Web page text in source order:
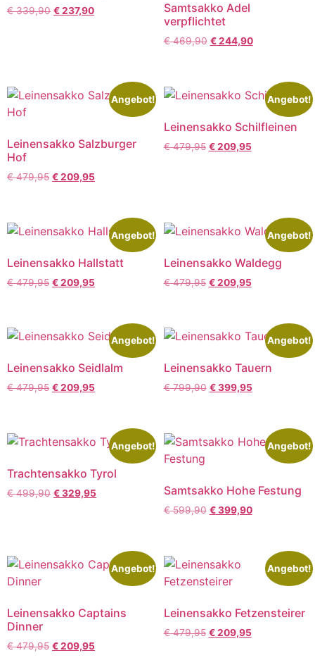
€339,90 €237,90
Samtsakko Adel
verpflichtet
€469,90 €244,90
Angebot!
Leinensakko Salzburger
Hof
€479,95 €209,95
Angebot!
Leinensakko Schilfleinen
€479,95 €209,95
Angebot!
Leinensakko Hallstatt
€479,95 €209,95
Angebot!
Leinensakko Waldegg
€479,95 €209,95
Angebot!
Leinensakko Seidlalm
€479,95 €209,95
Angebot!
Leinensakko Tauern
€799,90 €399,95
Angebot!
Trachtensakko Tyrol
€499,90 €329,95
Angebot!
Samtsakko Hohe Festung
€599,90 €399,90
Angebot!
Leinensakko Captains
Dinner
€479,95 €209,95
Angebot!
Leinensakko Fetzensteirer
€479,95 €209,95